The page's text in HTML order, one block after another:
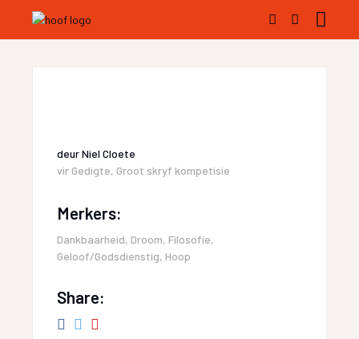
deurNiel Cloete
vir Gedigte, Groot skryf kompetisie
Merkers:
Dankbaarheid, Droom, Filosofie,
Geloof/Godsdienstig, Hoop
Share: